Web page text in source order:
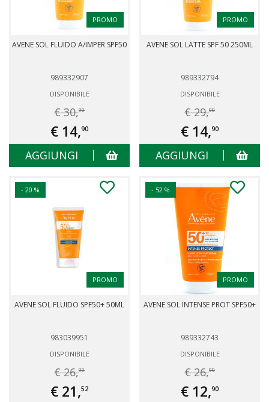
PROMO
AVENE SOL FLUIDO A/IMPER SPF50
989332907
DISPONIBILE
€ 30,90
€ 14,90
AGGIUNGI
PROMO
AVENE SOL LATTE SPF 50 250ML
989332794
DISPONIBILE
€ 29,90
€ 14,90
AGGIUNGI
- 20 %
PROMO
AVENE SOL FLUIDO SPF50+ 50ML
983039951
DISPONIBILE
€ 26,90
€ 21,52
- 52 %
PROMO
AVENE SOL INTENSE PROT SPF50+
989332743
DISPONIBILE
€ 26,90
€ 12,90